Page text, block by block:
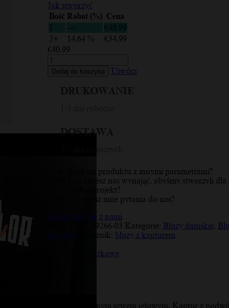
Jak stworzyć
Ilość Rabat (%) Cena
1
— € 40.99
2+
14.64 % €34.99
€40.99
ilość
The
Best
Black,
Dodaj do koszyka Utwórz
DOSTAWA
Szukasz produktu z innymi parametrami?
Czy chcesz nas wynająć, abyśmy stworzyli dla
Ciebie projekt?
Czy masz inne pytania do nas?
Skontaktuj się z nami
PYD_89266-03 Kategorie: Bluzy damskie,
damskie
Znacznik: bluzy z kapturem
Informacje dodatkowe
Detale z podwójnym szwem igłowym. Kaptur z